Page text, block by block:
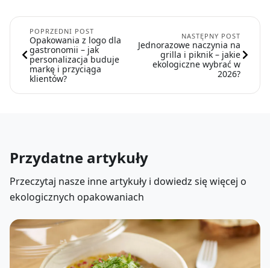
POPRZEDNI POST
Opakowania z logo dla
gastronomii – jak
personalizacja buduje
markę i przyciąga
klientów?
NASTĘPNY POST
Jednorazowe naczynia na
grilla i piknik – jakie
ekologiczne wybrać w
2026?
Przydatne artykuły
Przeczytaj nasze inne artykuły i dowiedz się więcej o
ekologicznych opakowaniach